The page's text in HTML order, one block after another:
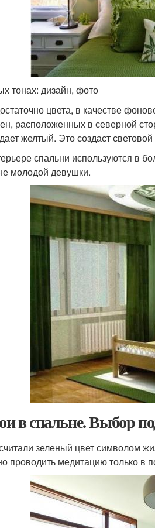
тонах: дизайн, фото
цвета, в качестве
расположенных в северной
желтый. Это создаст
спальни используются в
молодой девушки.
в спальне. Выбор
зеленый цвет символом
проводить медитацию только